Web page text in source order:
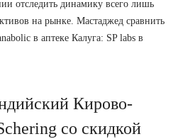
отследить динамику всего лишь
на рынке. Мастаджед сравнить
в аптеке Калуга: SP labs в
Кирово-
со скидкой